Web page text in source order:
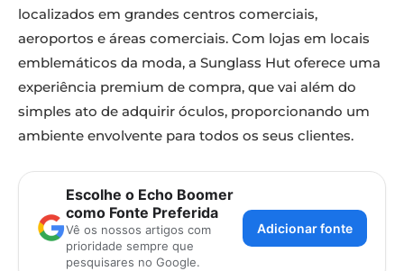
localizados em grandes centros comerciais,
aeroportos e áreas comerciais. Com lojas em locais
emblemáticos da moda, a Sunglass Hut oferece uma
experiência premium de compra, que vai além do
simples ato de adquirir óculos, proporcionando um
ambiente envolvente para todos os seus clientes.
Escolhe o Echo Boomer
como Fonte Preferida
Vê os nossos artigos com
prioridade sempre que
pesquisares no Google.
Adicionar fonte